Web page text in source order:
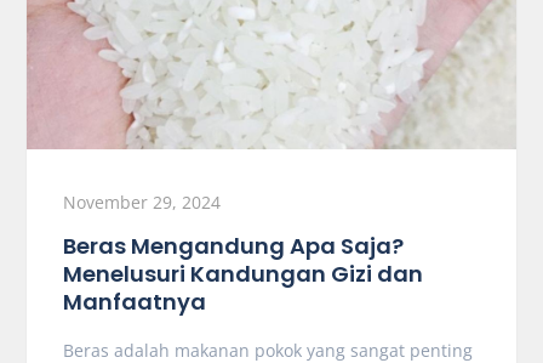
November 29, 2024
Beras Mengandung Apa Saja?
Menelusuri Kandungan Gizi dan
Manfaatnya
Beras adalah makanan pokok yang sangat penting